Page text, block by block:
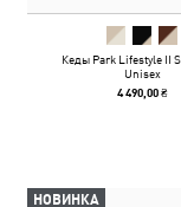
Кеды Park Lifestyle II
Unisex
4 490,00 ₴
НОВИНКА